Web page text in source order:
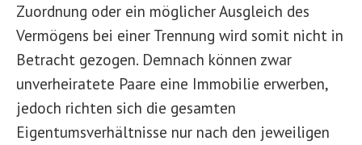
Zuordnung oder ein möglicher Ausgleich des
Vermögens bei einer Trennung wird somit nicht in
Betracht gezogen. Demnach können zwar
unverheiratete Paare eine Immobilie erwerben,
jedoch richten sich die gesamten
Eigentumsverhältnisse nur nach den jeweiligen